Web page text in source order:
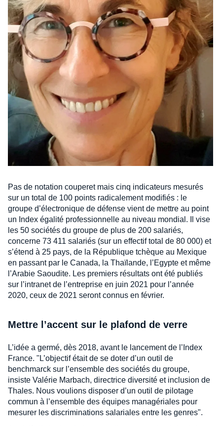
Pas de notation couperet mais cinq indicateurs mesurés
sur un total de 100 points radicalement modifiés : le
groupe d’électronique de défense vient de mettre au point
un Index égalité professionnelle au niveau mondial. Il vise
les 50 sociétés du groupe de plus de 200 salariés,
concerne 73 411 salariés (sur un effectif total de 80 000) et
s’étend à 25 pays, de la République tchèque au Mexique
en passant par le Canada, la Thaïlande, l’Egypte et même
l’Arabie Saoudite. Les premiers résultats ont été publiés
sur l’intranet de l’entreprise en juin 2021 pour l’année
2020, ceux de 2021 seront connus en février.
Mettre l’accent sur le plafond de verre
L’idée a germé, dès 2018, avant le lancement de l’Index
France. "L’objectif était de se doter d’un outil de
benchmarck sur l’ensemble des sociétés du groupe,
insiste Valérie Marbach, directrice diversité et inclusion de
Thales. Nous voulions disposer d’un outil de pilotage
commun à l’ensemble des équipes managériales pour
mesurer les discriminations salariales entre les genres".